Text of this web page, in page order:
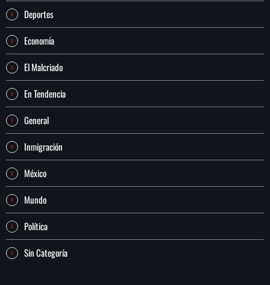
Deportes
Economía
El Malcriado
En Tendencia
General
Inmigración
México
Mundo
Política
Sin Categoría